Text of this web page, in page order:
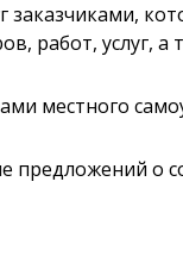
заказчиками,
работ, услуг,
местного
предложений о